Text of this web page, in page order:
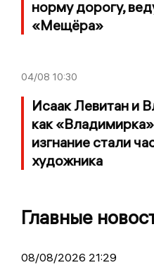
норму дорогу,
«Мещёра»
04/08 10:30
Исаак Левитан и
как
изгнание стали
художника
Главные
08/08/2026 21:29